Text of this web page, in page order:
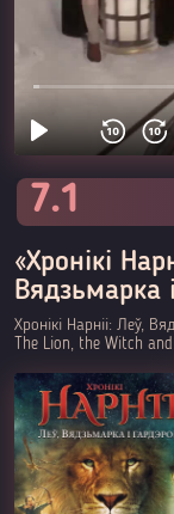
«Хронікі
Вядзьмарка
Хронікі Нарніі: Леў,
The Lion, the Witch
7.1